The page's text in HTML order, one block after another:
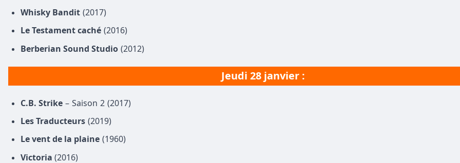
Whisky Bandit (2017)
Le Testament caché (2016)
Berberian Sound Studio (2012)
Jeudi 28 janvier :
C.B. Strike – Saison 2 (2017)
Les Traducteurs (2019)
Le vent de la plaine (1960)
Victoria (2016)